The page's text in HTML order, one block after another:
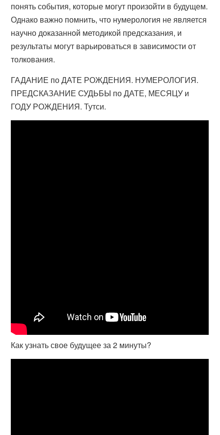
понять события, которые могут произойти в будущем.
Однако важно помнить, что нумерология не является
научно доказанной методикой предсказания, и
результаты могут варьироваться в зависимости от
толкования.
ГАДАНИЕ по ДАТЕ РОЖДЕНИЯ. НУМЕРОЛОГИЯ.
ПРЕДСКАЗАНИЕ СУДЬБЫ по ДАТЕ, МЕСЯЦУ и
ГОДУ РОЖДЕНИЯ. Тутси.
Как узнать свое будущее за 2 минуты?